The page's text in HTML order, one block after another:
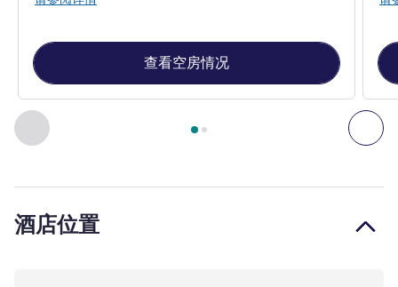
上一个 - 客房 下
第 页，共 , 客房 1 : 高级大床房 , 客房 2 : 高级双床房
查看空房情况
酒店位置